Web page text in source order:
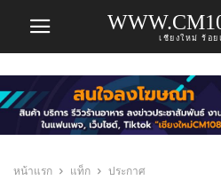
เชียงใหม่ ร้อ
หน้าแรก แท็ก ประกาศ